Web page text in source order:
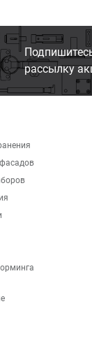
рассылку